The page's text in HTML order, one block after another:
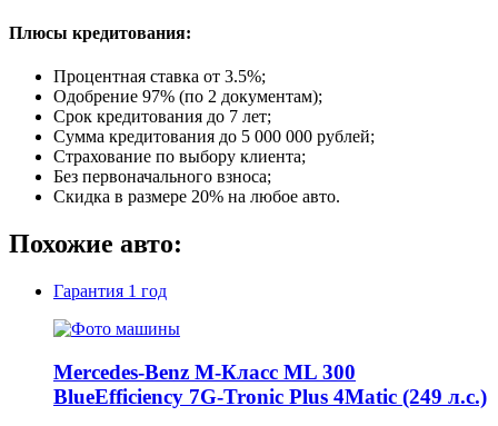
Плюсы кредитования:
Процентная ставка от 3.5%;
Одобрение 97% (по 2 документам);
Срок кредитования до 7 лет;
Сумма кредитования до 5 000 000 рублей;
Страхование по выбору клиента;
Без первоначального взноса;
Скидка в размере 20% на любое авто.
Похожие авто:
Гарантия 1 год
Mercedes-Benz M-Класс ML 300
BlueEfficiency 7G-Tronic Plus 4Matic (249 л.с.)